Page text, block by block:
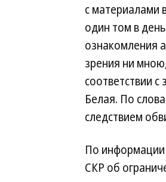
с материалами
один том в
ознакомления
зрения ни
соответствии
Белая. По
следствием
По информации
СКР об